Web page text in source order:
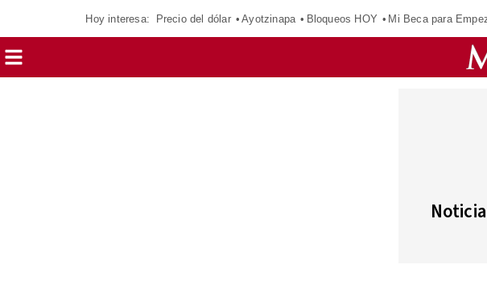
Hoy interesa: Precio del dólar Ayotzinapa Bloqueos HOY Mi Beca para